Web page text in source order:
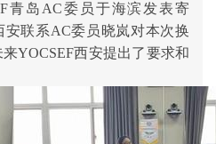
青岛AC委员于海滨发表寄
安联系AC委员晓岚对本次换
来YOCSEF西安提出了要求和